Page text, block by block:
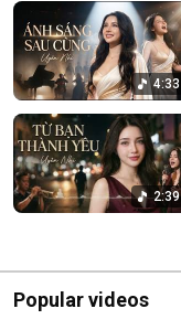
4:33
2:39
Popular videos